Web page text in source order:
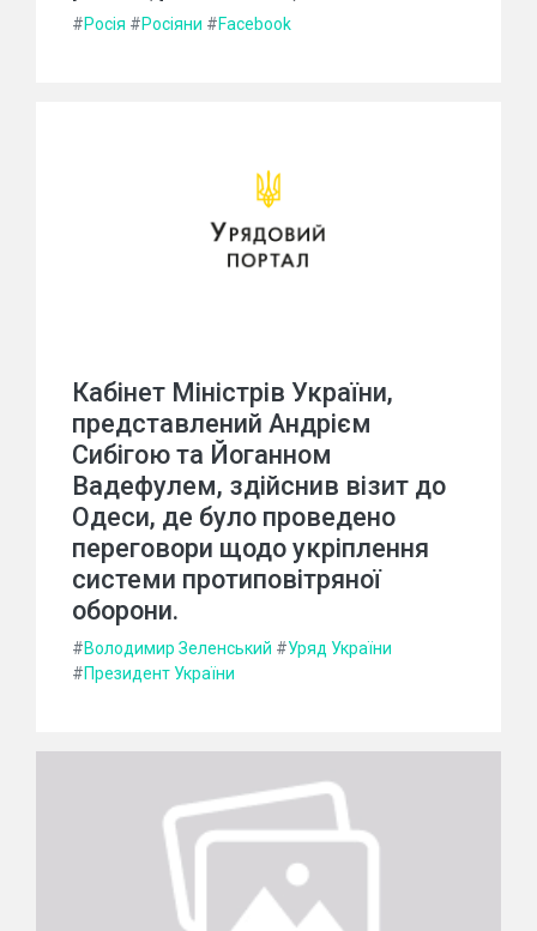
#Росія #Росіяни #Facebook
Кабінет Міністрів України,
представлений Андрієм
Сибігою та Йоганном
Вадефулем, здійснив візит до
Одеси, де було проведено
переговори щодо укріплення
системи протиповітряної
оборони.
#Володимир Зеленський #Уряд України
#Президент України